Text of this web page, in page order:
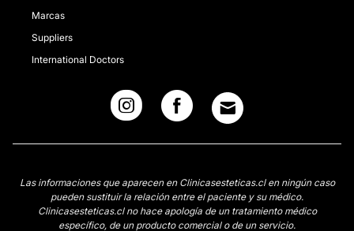
Marcas
Suppliers
International Doctors
Las informaciones que aparecen en Clinicasesteticas.cl en ningún caso
pueden sustituir la relación entre el paciente y su médico.
Clinicasesteticas.cl no hace apología de un tratamiento médico
específico, de un producto comercial o de un servicio.